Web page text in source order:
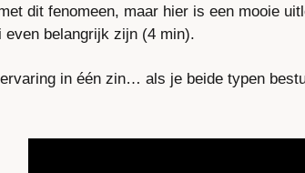
dit fenomeen, maar hier is een mooie
even belangrijk zijn (4 min).
in één zin… als je beide typen